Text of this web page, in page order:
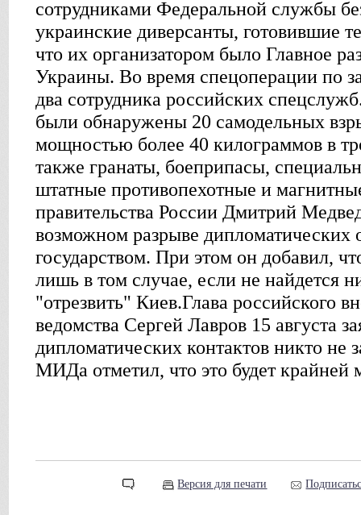
сотрудниками Федеральной службы
украинские диверсанты, готовившие
что их организатором было Главное
Украины. Во время спецоперации по
два сотрудника российских
были обнаружены 20 самодельных
мощностью более 40 килограммов в
также гранаты, боеприпасы,
штатные противопехотные и
правительства России Дмитрий
возможном разрыве
государством. При этом он добавил,
лишь в том случае, если не найдется
"отрезвить" Киев.Глава российского
ведомства Сергей Лавров 15 августа
дипломатических контактов никто не
МИДа отметил, что это будет крайней
Версия для печати